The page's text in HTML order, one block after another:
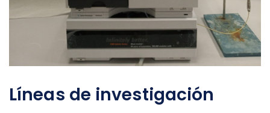
Líneas de investigación